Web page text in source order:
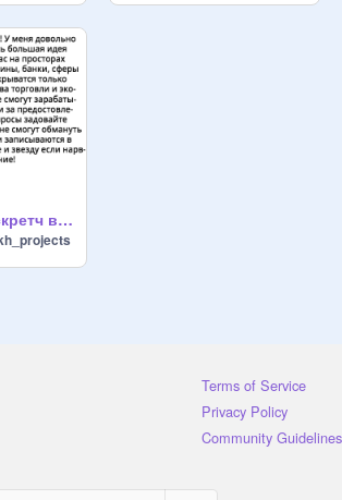
новая скретч валюта! ВСЕ СЮДА!
Terms of Service
Privacy Policy
Community Guidelines